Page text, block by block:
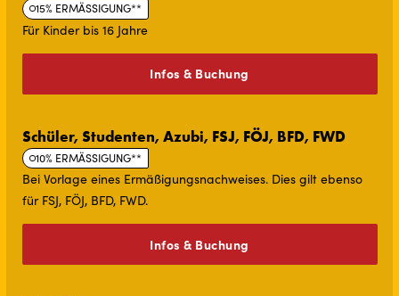
15% ERMÄSSIGUNG**
Für Kinder bis 16 Jahre
Infos & Buchung
Schü­ler, Stu­den­ten, Azubi, FSJ, FÖJ, BFD, FWD
10% ERMÄSSIGUNG**
Bei Vorlage eines Ermäßigungsnachweises. Dies gilt ebenso
für FSJ, FÖJ, BFD, FWD.
Infos & Buchung